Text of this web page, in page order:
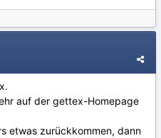
auf der gettex-Homepage
etwas zurückkommen, dann